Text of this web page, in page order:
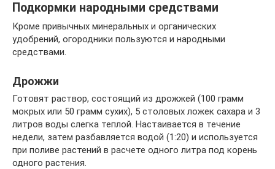
Подкормки народными средствами
Кроме привычных минеральных и органических
удобрений, огородники пользуются и народными
средствами.
Дрожжи
Готовят раствор, состоящий из дрожжей (100 грамм
мокрых или 50 грамм сухих), 5 столовых ложек сахара и 3
литров воды слегка теплой. Настаивается в течение
недели, затем разбавляется водой (1:20) и используется
при поливе растений в расчете одного литра под корень
одного растения.